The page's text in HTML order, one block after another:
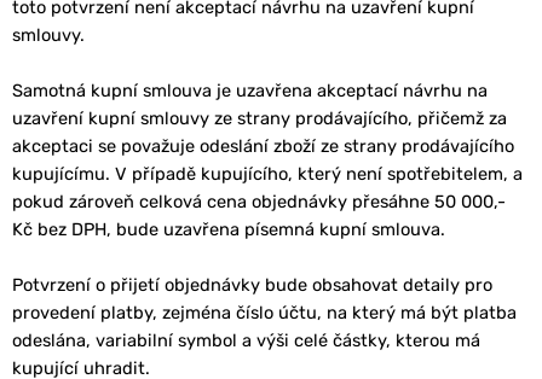
toto potvrzení není akceptací návrhu na uzavření kupní
smlouvy.
Samotná kupní smlouva je uzavřena akceptací návrhu na
uzavření kupní smlouvy ze strany prodávajícího, přičemž za
akceptaci se považuje odeslání zboží ze strany prodávajícího
kupujícímu. V případě kupujícího, který není spotřebitelem, a
pokud zároveň celková cena objednávky přesáhne 50 000,-
Kč bez DPH, bude uzavřena písemná kupní smlouva.
Potvrzení o přijetí objednávky bude obsahovat detaily pro
provedení platby, zejména číslo účtu, na který má být platba
odeslána, variabilní symbol a výši celé částky, kterou má
kupující uhradit.